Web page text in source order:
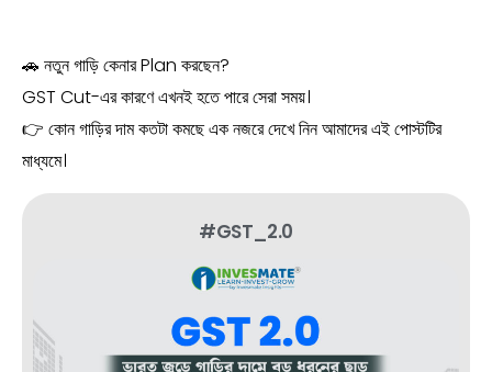
🚗 নতুন গাড়ি কেনার Plan করছেন?
GST Cut-এর কারণে এখনই হতে পারে সেরা সময়।
👉 কোন গাড়ির দাম কতটা কমছে এক নজরে দেখে নিন আমাদের এই পোস্টটির
মাধ্যমে।
#GST_2.0